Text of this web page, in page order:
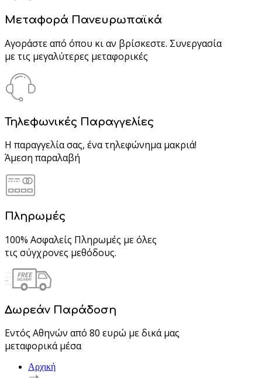
Μεταφορά Πανευρωπαϊκά
Αγοράστε από όπου κι αν βρίσκεστε. Συνεργασία
με τις μεγαλύτερες μεταφορικές
Τηλεφωνικές Παραγγελίες
Η παραγγελία σας, ένα τηλεφώνημα μακριά!
Άμεση παραλαβή
Πληρωμές
100% Ασφαλείς Πληρωμές με όλες
τις σύγχρονες μεθόδους.
Δωρεάν Παράδοση
Εντός Αθηνών από 80 ευρώ με δικά μας
μεταφορικά μέσα
Αρχική